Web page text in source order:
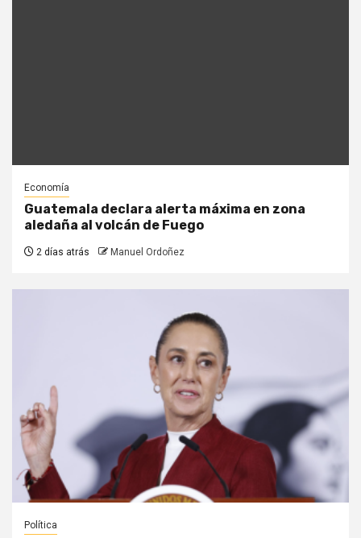
Economía
Guatemala declara alerta máxima en zona
aledaña al volcán de Fuego
2 días atrás Manuel Ordoñez
Política